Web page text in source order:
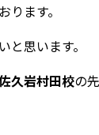
ります。
と思います。
久岩村田校の